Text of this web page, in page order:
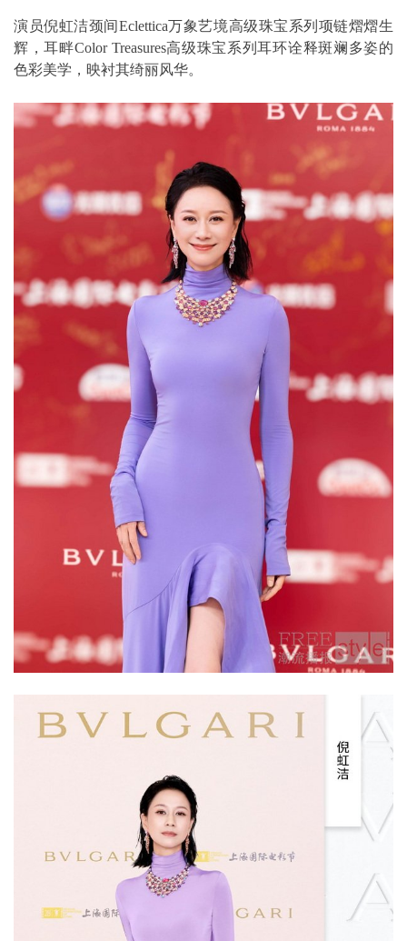
演员倪虹洁颈间Eclettica万象艺境高级珠宝系列项链熠熠生
辉，耳畔Color Treasures高级珠宝系列耳环诠释斑斓多姿的
色彩美学，映衬其绮丽风华。